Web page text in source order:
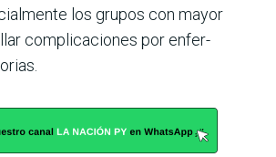
los grupos con mayor
complicaciones por enfer­